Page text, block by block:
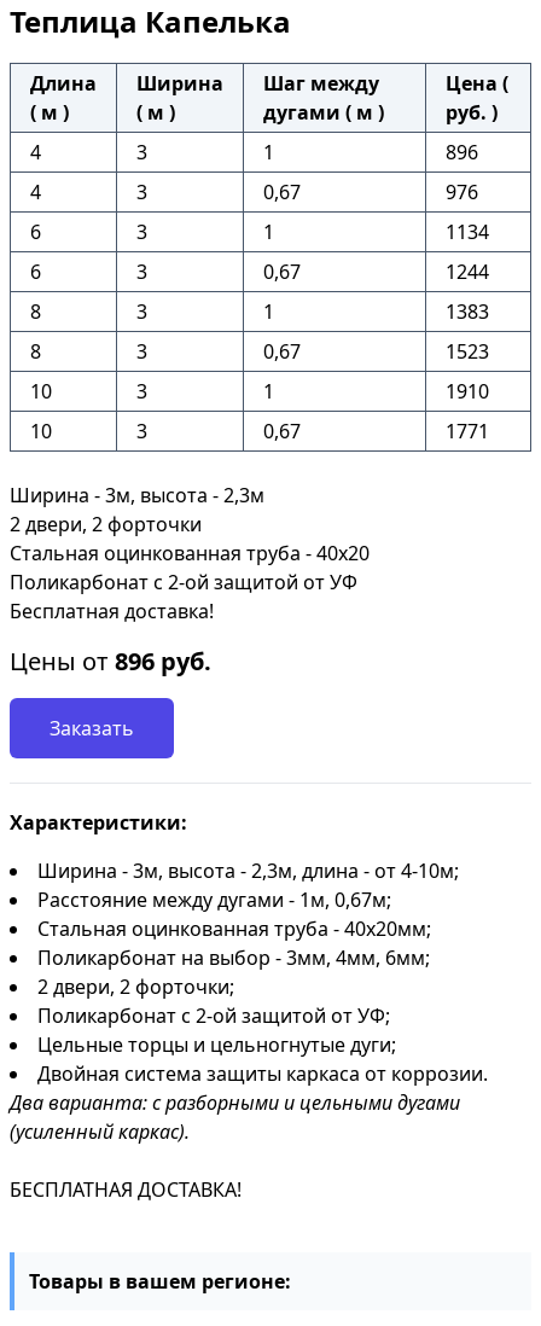
Теплица Капелька
Длина
( м )
Ширина
( м )
Шаг между
дугами ( м )
Цена (
руб. )
4
3 1
896
4
3 0,67
976
6
3 1
1134
6
3 0,67
1244
8
3 1
1383
8
3 0,67
1523
10
3 1
1910
10
3 0,67 1771
Ширина - 3м, высота - 2,3м
2 двери, 2 форточки
Стальная оцинкованная труба - 40х20
Поликарбонат с 2-ой защитой от УФ
Бесплатная доставка!
Цены от896 руб.
Заказать
Характеристики:
Ширина - 3м, высота - 2,3м, длина - от 4-10м;
Расстояние между дугами - 1м, 0,67м;
Стальная оцинкованная труба - 40х20мм;
Поликарбонат на выбор - 3мм, 4мм, 6мм;
2 двери, 2 форточки;
Поликарбонат с 2-ой защитой от УФ;
Цельные торцы и цельногнутые дуги;
Двойная система защиты каркаса от коррозии.
Два варианта: с разборными и цельными дугами
(усиленный каркас).
БЕСПЛАТНАЯ ДОСТАВКА!
Товары в вашем регионе: